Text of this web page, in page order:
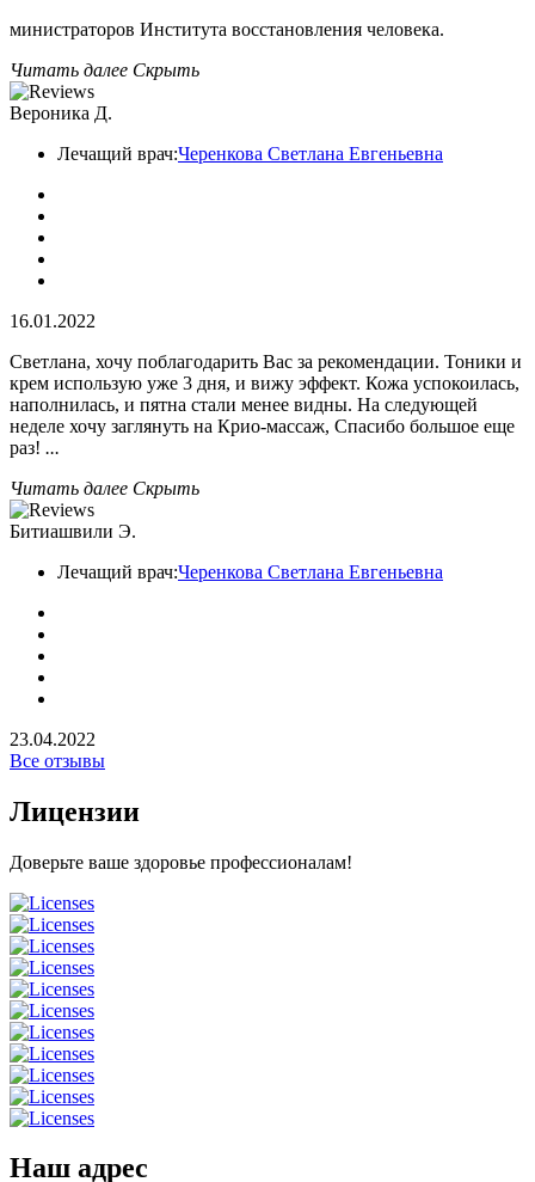
министраторов Института восстановления человека.
Читать далее Скрыть
Вероника Д.
Лечащий врач:Черенкова Светлана Евгеньевна
16.01.2022
Светлана, хочу поблагодарить Вас за рекомендации. Тоники и
крем использую уже 3 дня, и вижу эффект. Кожа успокоилась,
наполнилась, и пятна стали менее видны. На следующей
неделе хочу заглянуть на Крио-массаж, Спасибо большое еще
раз! ...
Читать далее Скрыть
Битиашвили Э.
Лечащий врач:Черенкова Светлана Евгеньевна
23.04.2022
Все отзывы
Лицензии
Доверьте ваше здоровье профессионалам!
Наш адрес